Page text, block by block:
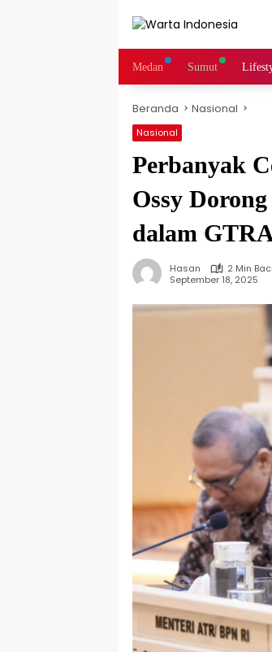
Medan Sumut
Beranda Nasional
Nasional
Perbanyak
Ossy
dalam
Hasan
2 Min
September 18, 2025